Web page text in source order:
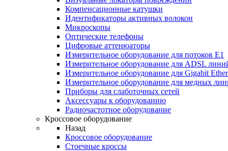
Компенсационные катушки
Идентификаторы активных волокон
Микроскопы
Оптические телефоны
Цифровые аттенюаторы
Измерительное оборудование для потоков Е1
Измерительное оборудование для ADSL
Измерительное оборудование для Gigabit
Измерительное оборудование для медных
Приборы для слаботочных сетей
Аксессуары к оборудованию
Радиочастотное оборудование
Кроссовое оборудование
Назад
Кроссовое оборудование
Стоечные кроссы